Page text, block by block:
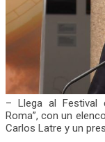
– Llega al Festival
Roma”, con un
Carlos Latre y un